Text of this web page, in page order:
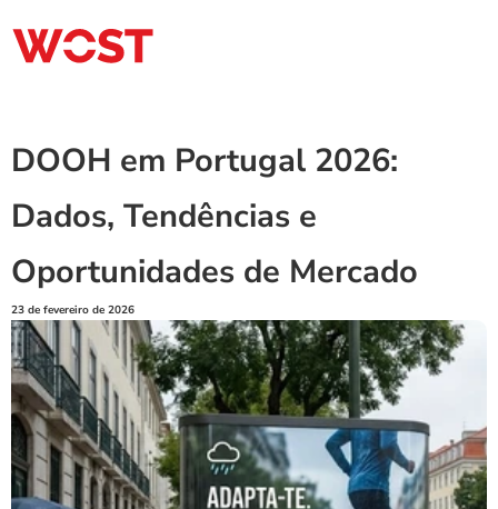
DOOH em Portugal 2026:
Dados, Tendências e
Oportunidades de Mercado
23 de fevereiro de 2026